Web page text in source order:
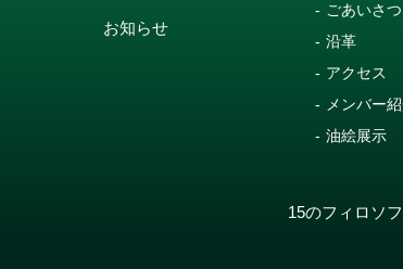
お知らせ
ごあいさつ
沿革
アクセス
メンバー
油絵展示
15のフィロソ